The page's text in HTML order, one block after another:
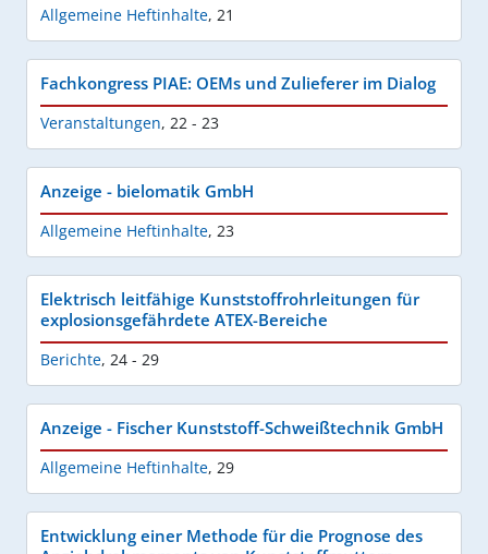
Allgemeine Heftinhalte, 21
Fachkongress PIAE: OEMs und Zulieferer im Dialog
Veranstaltungen, 22 - 23
Anzeige - bielomatik GmbH
Allgemeine Heftinhalte, 23
Elektrisch leitfähige Kunststoffrohrleitungen für
explosionsgefährdete ATEX-Bereiche
Berichte, 24 - 29
Anzeige - Fischer Kunststoff-Schweißtechnik GmbH
Allgemeine Heftinhalte, 29
Entwicklung einer Methode für die Prognose des